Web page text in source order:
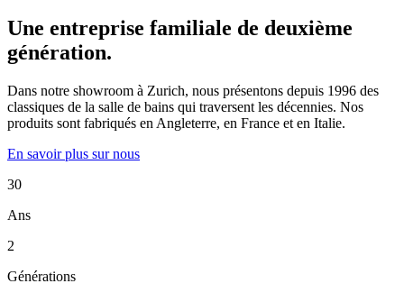
Une entreprise familiale de deuxième
génération.
Dans notre showroom à Zurich, nous présentons depuis 1996 des
classiques de la salle de bains qui traversent les décennies. Nos
produits sont fabriqués en Angleterre, en France et en Italie.
En savoir plus sur nous
30
Ans
2
Générations